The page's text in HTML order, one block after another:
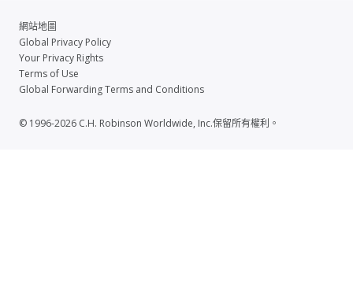
網站地圖
Global Privacy Policy
Your Privacy Rights
Terms of Use
Global Forwarding Terms and Conditions
© 1996-2026 C.H. Robinson Worldwide, Inc.保留所有權利。